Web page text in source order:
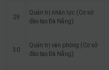
29
Quản trị nhân lực (Cơ sở
đào tạo Đà Nẵng)
30
Quản trị văn phòng (Cơ sở
đào tạo Đà Nẵng)